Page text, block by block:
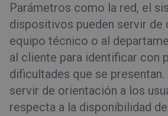
Parámetros como la red, el
dispositivos pueden servir de
equipo técnico o al
al cliente para identificar con
dificultades que se presentan.
servir de orientación a los
respecta a la disponibilidad